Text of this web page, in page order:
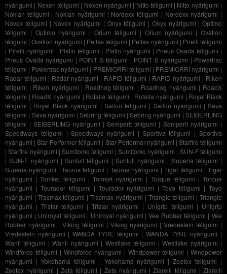
nyárigumi | Nexen téligumi | Nexen nyárigumi | Nitto téligumi | Nitto nyárigumi |
Nokian téligumi | Nokian nyárigumi | Nordexx téligumi | Nordexx nyárigumi |
Novex téligumi | Novex nyárigumi | Onyx téligumi | Onyx nyárigumi | Optimo
téligumi | Optimo nyárigumi |Orium téligumi | Orium nyárigumi |Ovation
téligumi |Ovation nyárigumi | Petlas téligumi | Petlas nyárigumi | Pirelli téligumi
| Pirelli nyárigumi | Platin téligumi | Platin nyárigumi | Pneus Ovada téligumi |
Pneus Ovada nyárigumi | POINT S téligumi | POINT S nyárigumi | Powertrac
téligumi | Powertrac nyárigumi | PREMIORRI téligumi | PREMIORRI nyárigumi |
Radar téligumi | Radar nyárigumi | RAPID téligumi | RAPID nyárigumi | Riken
téligumi | Riken nyárigumi | Roadhog téligumi | Roadhog nyárigumi | RoadX
téligumi | RoadX nyárigumi | Rotalla téligumi | Rotalla nyárigumi | Royal Black
téligumi | Royal Black nyárigumi |Sailun téligumi | Sailun nyárigumi |Sava
téligumi | Sava nyárigumi |Sebring téligumi |Sebring nyárigumi |SEIBERLING
téligumi |SEIBERLING nyárigumi |Semperit téligumi | Semperit nyárigumi |
Speedways téligumi |Speedways nyárigumi | Sportiva téligumi |Sportiva
nyárigumi |Star Performer téligumi | Star Performer nyárigumi | Starfire téligumi
|Starfire nyárigumi |Sumitomo téligumi | Sumitomo nyárigumi | SUN-F téligumi
|SUN-F nyárigumi | Sunfull téligumi | Sunfull nyárigumi | Superia téligumi |
Superia nyárigumi |Taurus téligumi | Taurus nyárigumi | Tigar téligumi |Tigar
nyárigumi |Tomket téligumi | Tomket nyárigumi | Torque téligumi |Torque
nyárigumi |Tourador téligumi | Tourador nyárigumi |Toyo téligumi |Toyo
nyárigumi | Tracmax téligumi |Tracmax nyárigumi | Triangle téligumi |Triangle
nyárigumi | Tristar téligumi | Tristar nyárigumi | Unigrip téligumi | Unigrip
nyárigumi | Uniroyal téligumi | Uniroyal nyárigumi |Vee Rubber téligumi |Vee
Rubber nyárigumi | Viking téligumi | Viking nyárigumi |Vredestein téligumi |
Vredestein nyárigumi |WANDA TYRE téligumi | WANDA TYRE nyárigumi |
Wanli téligumi |Wanli nyárigumi | Westlake téligumi |Westlake nyárigumi |
Windforce téligumi | Windforce nyárigumi | Windpower téligumi | Windpower
nyárigumi | Yokohama téligumi | Yokohama nyárigumi |Zeetex téligumi |
Zeetex nyárigumi | Zeta téligumi | Zeta nyárigumi |Ziarelli téligumi | Ziarelli